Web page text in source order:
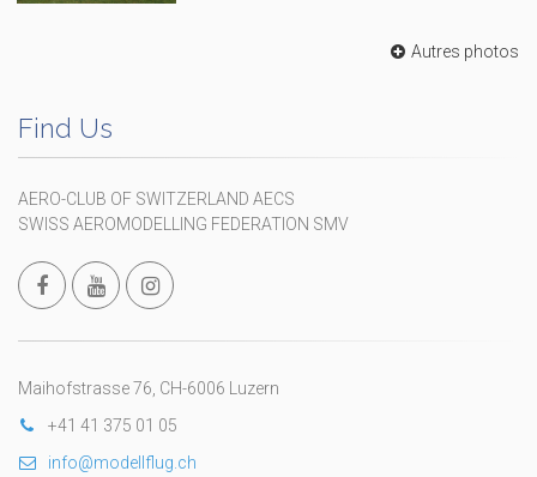
Autres photos
Find Us
AERO-CLUB OF SWITZERLAND AECS
SWISS AEROMODELLING FEDERATION SMV
Maihofstrasse 76, CH-6006 Luzern
+41 41 375 01 05
info@modellflug.ch